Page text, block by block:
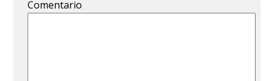
Comentario